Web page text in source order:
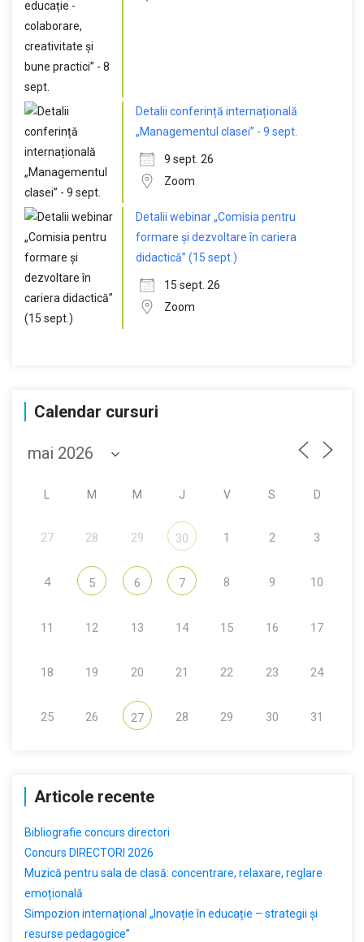
Detalii conferință internațională
„Managementul clasei” - 9 sept.
9 sept. 26
Zoom
Detalii webinar „Comisia pentru
formare și dezvoltare în cariera
didactică” (15 sept.)
15 sept. 26
Zoom
Calendar cursuri
M M J V S D
27 28 29 30 1 2 3
4 5 6 7 8 9 10
11 12 13 14 15 16 17
18 19 20 21 22 23 24
25 26 27 28 29 30 31
Articole recente
Bibliografie concurs directori
Concurs DIRECTORI 2026
Muzică pentru sala de clasă: concentrare, relaxare, reglare
emoțională
Simpozion internațional „Inovație în educație – strategii și
resurse pedagogice”